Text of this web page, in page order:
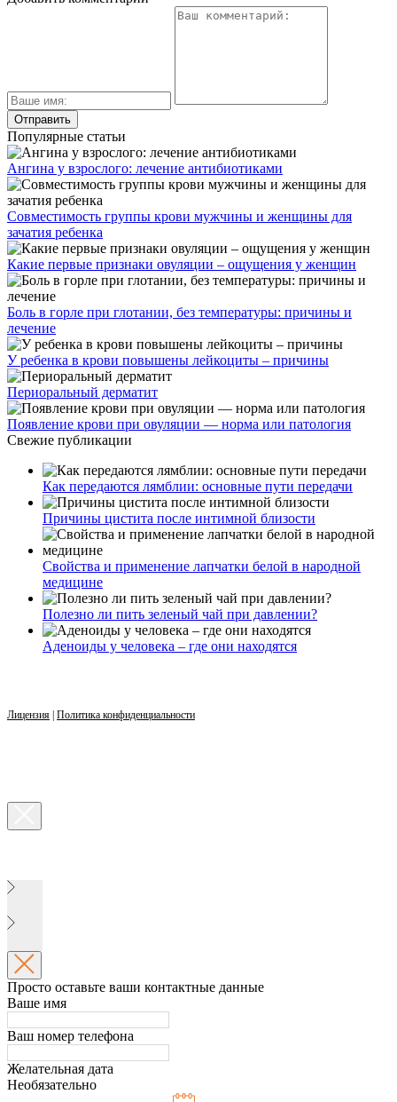
Популярные статьи
Ангина у взрослого: лечение антибиотиками
Совместимость группы крови мужчины и женщины для
зачатия ребенка
Какие первые признаки овуляции – ощущения у женщин
Боль в горле при глотании, без температуры: причины и
лечение
У ребенка в крови повышены лейкоциты – причины
Периоральный дерматит
Появление крови при овуляции — норма или патология
Свежие публикации
Как передаются лямблии: основные пути передачи
Причины цистита после интимной близости
Свойства и применение лапчатки белой в народной
медицине
Полезно ли пить зеленый чай при давлении?
Аденоиды у человека – где они находятся
Лицензия | Политика конфиденциальности
Просто оставьте ваши контактные данные
Ваше имя
Ваш номер телефона
Желательная дата
Необязательно